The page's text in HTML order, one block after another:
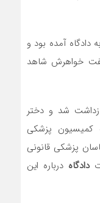
به دادگاه آمده بود و
خواهرش شاهد
شد و دختر
کمیسیون پزشکی
پزشکی قانونی
دادگاه درباره این